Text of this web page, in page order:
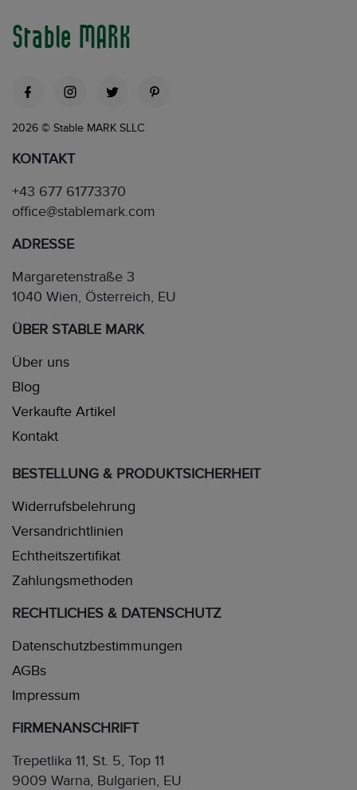
Stable MARK
2026 © Stable MARK SLLC
KONTAKT
+43 677 61773370
office@stablemark.com
ADRESSE
Margaretenstraße 3
1040 Wien, Österreich, EU
ÜBER STABLE MARK
Über uns
Blog
Verkaufte Artikel
Kontakt
BESTELLUNG & PRODUKTSICHERHEIT
Widerrufsbelehrung
Versandrichtlinien
Echtheitszertifikat
Zahlungsmethoden
RECHTLICHES & DATENSCHUTZ
Datenschutzbestimmungen
AGBs
Impressum
FIRMENANSCHRIFT
Trepetlika 11, St. 5, Top 11
9009 Warna, Bulgarien, EU